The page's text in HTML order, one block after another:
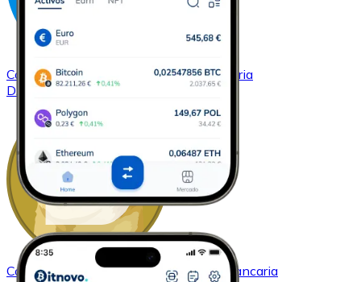
ComprarDash
con transferencia bancaria
DASH
ComprarDogecoincon transferencia bancaria